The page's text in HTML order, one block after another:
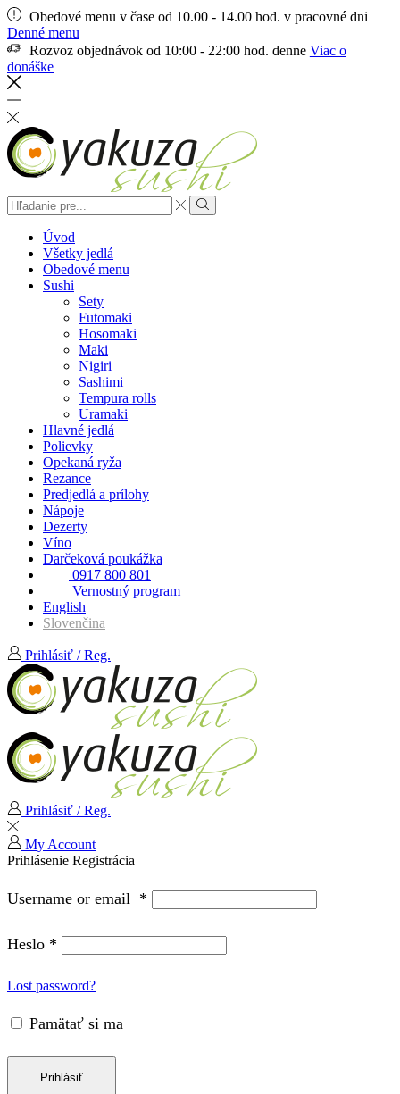
Obedové menu v čase od 10.00 - 14.00 hod. v pracovné dni
Denné menu
Rozvoz objednávok od 10:00 - 22:00 hod. denne Viac o
donáške
Search
input
Vyhľadať
Úvod
Všetky jedlá
Obedové menu
Sushi
Sety
Futomaki
Hosomaki
Maki
Nigiri
Sashimi
Tempura rolls
Uramaki
Hlavné jedlá
Polievky
Opekaná ryža
Rezance
Predjedlá a prílohy
Nápoje
Dezerty
Víno
Darčeková poukážka
0917 800 801
Vernostný program
English
Slovenčina
Prihlásiť / Reg.
Prihlásiť / Reg.
My Account
Prihlásenie Registrácia
Username or email *
Heslo *
Lost password?
Pamätať si ma
Prihlásiť